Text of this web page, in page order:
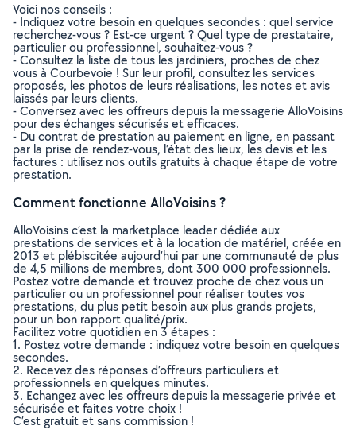
Voici nos conseils :
- Indiquez votre besoin en quelques secondes : quel service
recherchez-vous ? Est-ce urgent ? Quel type de prestataire,
particulier ou professionnel, souhaitez-vous ?
- Consultez la liste de tous les jardiniers, proches de chez
vous à Courbevoie ! Sur leur profil, consultez les services
proposés, les photos de leurs réalisations, les notes et avis
laissés par leurs clients.
- Conversez avec les offreurs depuis la messagerie AlloVoisins
pour des échanges sécurisés et efficaces.
- Du contrat de prestation au paiement en ligne, en passant
par la prise de rendez-vous, l’état des lieux, les devis et les
factures : utilisez nos outils gratuits à chaque étape de votre
prestation.
Comment fonctionne AlloVoisins ?
AlloVoisins c’est la marketplace leader dédiée aux
prestations de services et à la location de matériel, créée en
2013 et plébiscitée aujourd’hui par une communauté de plus
de 4,5 millions de membres, dont 300 000 professionnels.
Postez votre demande et trouvez proche de chez vous un
particulier ou un professionnel pour réaliser toutes vos
prestations, du plus petit besoin aux plus grands projets,
pour un bon rapport qualité/prix.
Facilitez votre quotidien en 3 étapes :
1. Postez votre demande : indiquez votre besoin en quelques
secondes.
2. Recevez des réponses d’offreurs particuliers et
professionnels en quelques minutes.
3. Echangez avec les offreurs depuis la messagerie privée et
sécurisée et faites votre choix !
C’est gratuit et sans commission !